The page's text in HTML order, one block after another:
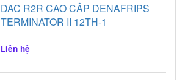
DAC R2R CAO CẤP DENAFRIPS
TERMINATOR II 12TH-1
Liên hệ